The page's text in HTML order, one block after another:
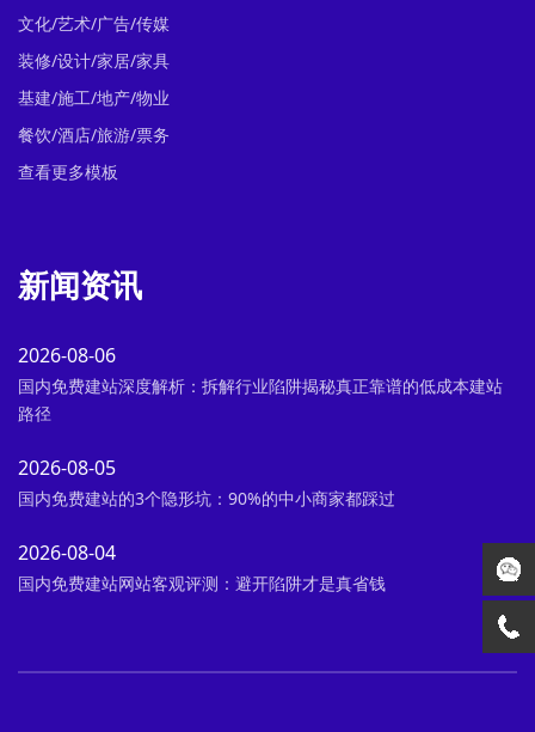
文化/艺术/广告/传媒
装修/设计/家居/家具
基建/施工/地产/物业
餐饮/酒店/旅游/票务
查看更多模板
新闻资讯
2026-08-06
国内免费建站深度解析：拆解行业陷阱揭秘真正靠谱的低成本建站
路径
2026-08-05
国内免费建站的3个隐形坑：90%的中小商家都踩过
2026-08-04
国内免费建站网站客观评测：避开陷阱才是真省钱